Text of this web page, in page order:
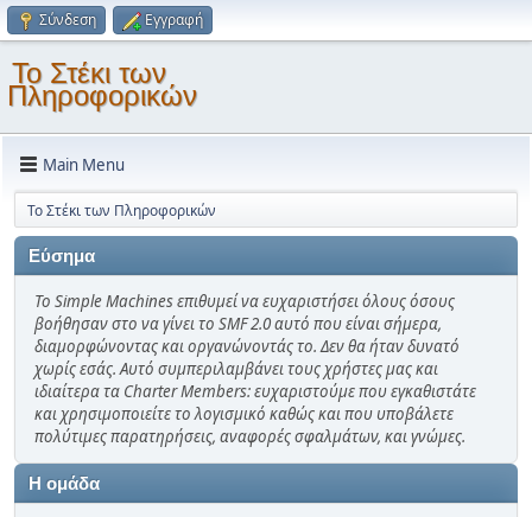
Σύνδεση Εγγραφή
Το Στέκι των
Πληροφορικών
Main Menu
Το Στέκι των Πληροφορικών
Εύσημα
Το Simple Machines επιθυμεί να ευχαριστήσει όλους όσους
βοήθησαν στο να γίνει το SMF 2.0 αυτό που είναι σήμερα,
διαμορφώνοντας και οργανώνοντάς το. Δεν θα ήταν δυνατό
χωρίς εσάς. Αυτό συμπεριλαμβάνει τους χρήστες μας και
ιδιαίτερα τα Charter Members: ευχαριστούμε που εγκαθιστάτε
και χρησιμοποιείτε το λογισμικό καθώς και που υποβάλετε
πολύτιμες παρατηρήσεις, αναφορές σφαλμάτων, και γνώμες.
Η ομάδα